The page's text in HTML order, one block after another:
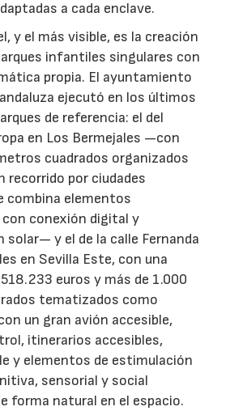
a cada enclave.
y el más visible, es la creación
infantiles singulares con
propia. El ayuntamiento
ejecutó en los últimos
de referencia: el del
en Los Bermejales —con
cuadrados organizados
recorrido por ciudades
combina elementos
conexión digital y
solar— y el de la calle Fernanda
en Sevilla Este, con una
euros y más de 1.000
tematizados como
un gran avión accesible,
itinerarios accesibles,
y elementos de estimulación
sensorial y social
forma natural en el espacio.